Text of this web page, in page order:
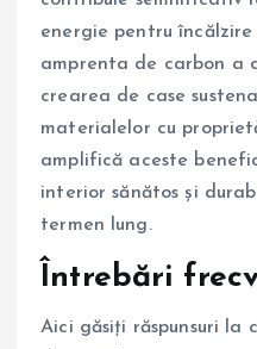
energie pentru încălzire
amprenta de carbon a
crearea de case
materialelor cu
amplifică aceste
interior sănătos și
termen lung.
Întrebări
Aici găsiți răspunsuri